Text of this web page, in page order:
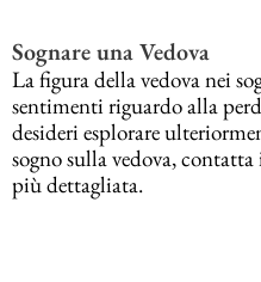
Sognare una Vedova
La figura della vedova nei
sentimenti riguardo alla
desideri esplorare
sogno sulla vedova,
più dettagliata.